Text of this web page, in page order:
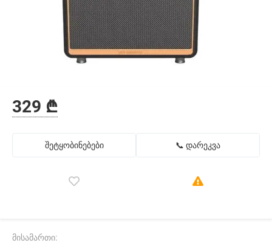
329 ₾
შეტყობინებები 📞 დარეკვა
მისამართი: